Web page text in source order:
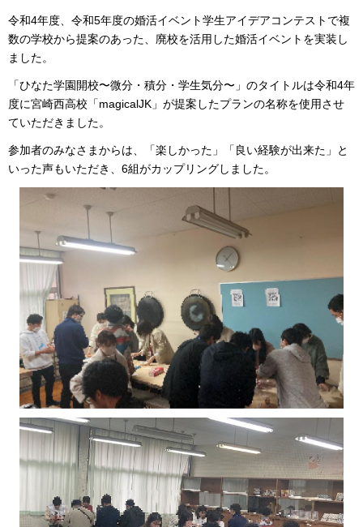
令和4年度、令和5年度の婚活イベント学生アイデアコンテストで複
数の学校から提案のあった、廃校を活用した婚活イベントを実装し
ました。
「ひなた学園開校〜微分・積分・学生気分〜」のタイトルは令和4年
度に宮崎西高校「magicalJK」が提案したプランの名称を使用させ
ていただきました。
参加者のみなさまからは、「楽しかった」「良い経験が出来た」と
いった声もいただき、6組がカップリングしました。